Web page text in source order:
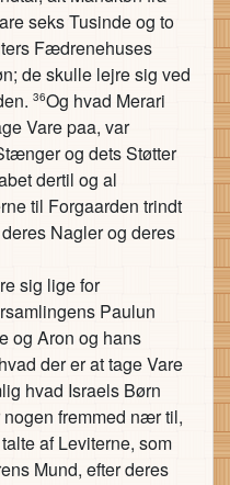
seks Tusinde og to
Fædrenehuses
de skulle lejre sig ved
36Og hvad Merari
Vare paa, var
og dets Støtter
dertil og al
til Forgaarden trindt
Nagler og deres
sig lige for
Paulun
og Aron og hans
der er at tage Vare
hvad Israels Børn
fremmed nær til,
af Leviterne, som
Mund, efter deres